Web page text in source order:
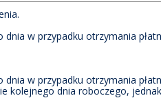
w przypadku otrzymania
w przypadku otrzymania
kolejnego dnia roboczego,